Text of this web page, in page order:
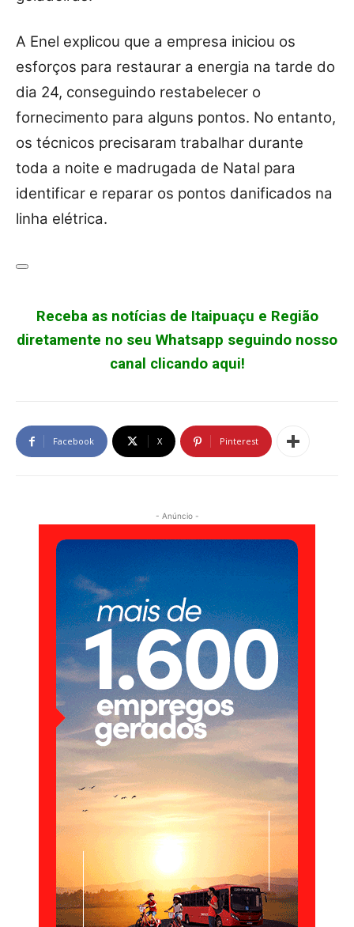
A Enel explicou que a empresa iniciou os
esforços para restaurar a energia na tarde do
dia 24, conseguindo restabelecer o
fornecimento para alguns pontos. No entanto,
os técnicos precisaram trabalhar durante
toda a noite e madrugada de Natal para
identificar e reparar os pontos danificados na
linha elétrica.
Receba as notícias de Itaipuaçu e Região
diretamente no seu Whatsapp seguindo nosso
canal clicando aqui!
Facebook X Pinterest
- Anúncio -